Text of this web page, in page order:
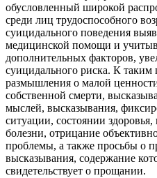
обусловленный широкой
среди лиц трудоспособного
суицидального поведения
медицинской помощи и
дополнительных факторов,
суицидального риска. К таким
размышления о малой
собственной смерти,
мыслей, высказывания,
ситуации, состоянии
болезни, отрицание
проблемы, а также просьбы о
высказывания, содержание
свидетельствует о прощании.